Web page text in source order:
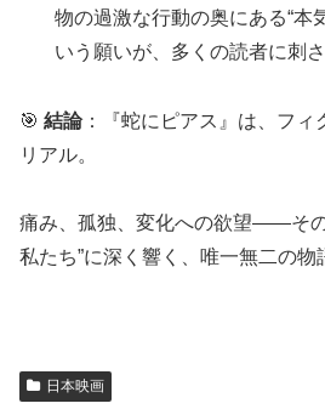
物の過激な行動の奥にある“本
いう願いが、多くの読者に刺
🎯 結論：『蛇にピアス』は、フィ
リアル。
痛み、孤独、変化への欲望——そ
私たち”に深く響く、唯一無二の物
日本映画